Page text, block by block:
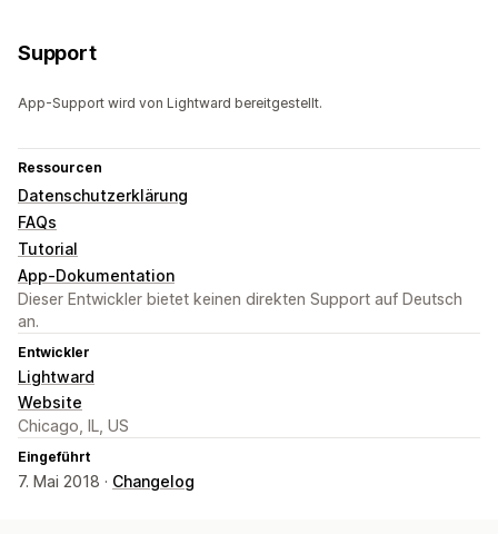
Support
App-Support wird von Lightward bereitgestellt.
Ressourcen
Datenschutzerklärung
FAQs
Tutorial
App-Dokumentation
Dieser Entwickler bietet keinen direkten Support auf Deutsch
an.
Entwickler
Lightward
Website
Chicago, IL, US
Eingeführt
7. Mai 2018 · Changelog